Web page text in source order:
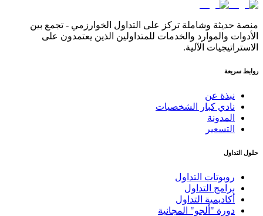
منصة حديثة وشاملة تركز على التداول الخوارزمي - تجمع بين
الأدوات والموارد والخدمات للمتداولين الذين يعتمدون على
الاستراتيجيات الآلية.
روابط سريعة
نبذة عن
نادي كبار الشخصيات
المدونة
التسعير
حلول التداول
روبوتات التداول
برامج التداول
أكاديمية التداول
دورة "ألجو" المجانية